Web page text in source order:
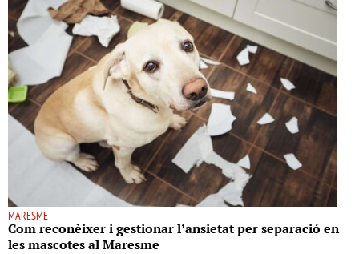
MARESME
Com reconèixer i gestionar l’ansietat per separació en
les mascotes al Maresme